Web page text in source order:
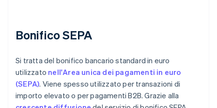
Bonifico SEPA
Si tratta del bonifico bancario standard in euro
utilizzato nell'Area unica dei pagamenti in euro
(SEPA). Viene spesso utilizzato per transazioni di
importo elevato o per pagamenti B2B. Grazie alla